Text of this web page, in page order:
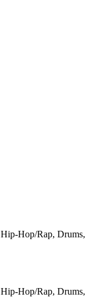
Hip-Hop/Rap, Drums,
Hip-Hop/Rap, Drums,